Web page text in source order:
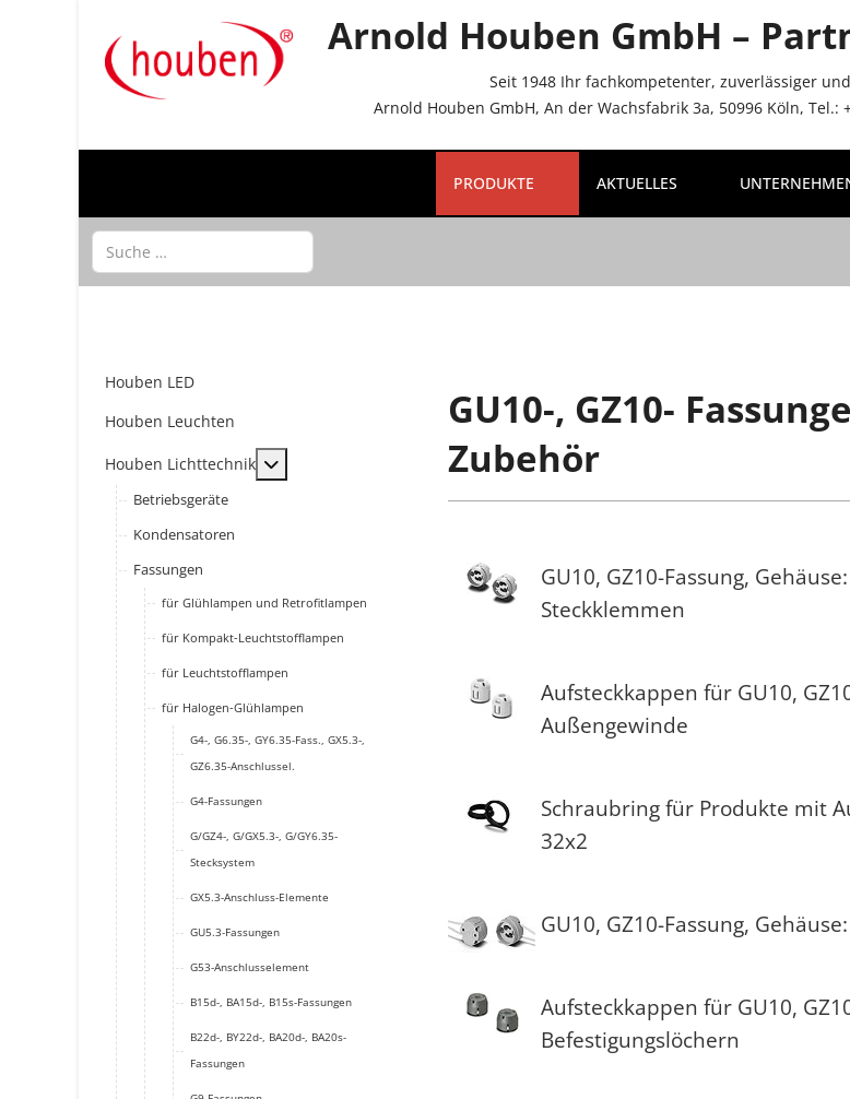
Arnold Houben GmbH –
Seit 1948 Ihr fachkompetenter, zuverlässiger
Arnold Houben GmbH, An der Wachsfabrik 3a, 50996 Köln, Tel.:
PRODUKTE AKTUELLES
Suchen
Houben LED
Houben Leuchten
Houben Lichttechnik MOD_MENU_TOGGLE_SUBMENU_LABEL
Betriebsgeräte
Kondensatoren
Fassungen
für Glühlampen und Retrofitlampen
für Kompakt-Leuchtstofflampen
für Leuchtstofflampen
für Halogen-Glühlampen
G4-, G6.35-, GY6.35-Fass., GX5.3-,
GZ6.35-Anschlussel.
G4-Fassungen
G/GZ4-, G/GX5.3-, G/GY6.35-
Stecksystem
GX5.3-Anschluss-Elemente
GU5.3-Fassungen
G53-Anschlusselement
B15d-, BA15d-, B15s-Fassungen
B22d-, BY22d-, BA20d-, BA20s-
Fassungen
GU10-, GZ10-
Zubehör
GU10, GZ10-Fassung,
Steckklemmen
Aufsteckkappen für GU10,
Außengewinde
Schraubring für Produkte mit
32x2
GU10, GZ10-Fassung, Gehäuse:
Aufsteckkappen für GU10,
Befestigungslöchern